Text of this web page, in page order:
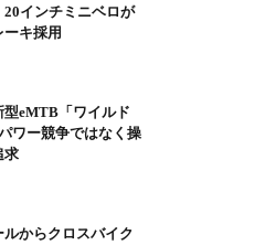
インチミニベロが
キ採用
型eMTB「ワイルド
ワー競争ではなく操
求
ルからクロスバイク